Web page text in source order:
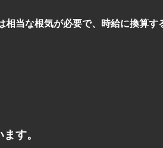
当な根気が必要で、時給に換算
す。